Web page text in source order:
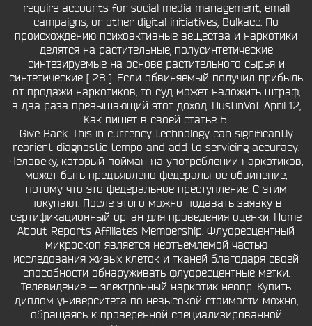
require accounts for social media management, email
campaigns, or other digital initiatives, Bulkacc. По
происхождению психоактивные вещества и наркотики
делятся на растительные, полусинтетические
синтезируемые на основе растительного сырья и
синтетические [ 28 ]. Если обвиняемый получил прибыль
от продажи наркотиков, то суд может наложить штраф,
в два раза превышающий этот доход. DustinVot April 12,
Как пишет в своей статье Б.
Give Back. This in currency technology can significantly
reorient diagnostic tempo and add to servicing accuracy.
Человеку, который пойман на употреблении наркотиков,
может быть предъявлено федеральное обвинение,
потому что это федеральное преступление. С этим
покупают. После этого можно подавать заявку в
сертификационный орган для проведения оценки. Home
About Reports Affiliates Membership. Флуоресцентный
микроскоп является неотъемлемой частью
исследования живых клеток и тканей благодаря своей
способности обнаруживать флуоресцентные метки.
Телевидение — электронный наркотик неопр. Купить
диплом университета по невысокой стоимости можно,
обращаясь к проверенной специализированной